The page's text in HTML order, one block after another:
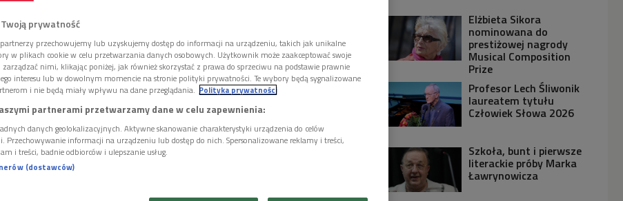
Elżbieta Sikora
nominowana do
prestiżowej nagrody
Musical Composition
Prize
Profesor Lech Śliwonik
laureatem tytułu
Człowiek Słowa 2026
Szkoła, bunt i pierwsze
literackie próby Marka
Ławrynowicza
prywatność
partnerzy przechowujemy lub uzyskujemy dostęp do informacji na urządzeniu, takich jak unikalne
w plikach cookie w celu przetwarzania danych osobowych. Użytkownik może zaakceptować swoje
nimi, klikając poniżej, jak również skorzystać z prawa do sprzeciwu na podstawie prawnie
interesu lub w dowolnym momencie na stronie polityki prywatności. Te wybory będą sygnalizowane
i nie będą miały wpływu na dane przeglądania. Polityka prywatności
partnerami przetwarzamy dane w celu zapewnienia:
danych geolokalizacyjnych. Aktywne skanowanie charakterystyki urządzenia do celów
Przechowywanie informacji na urządzeniu lub dostęp do nich. Spersonalizowane reklamy i treści,
i treści, badnie odbiorców i ulepszanie usług.
(dostawców)